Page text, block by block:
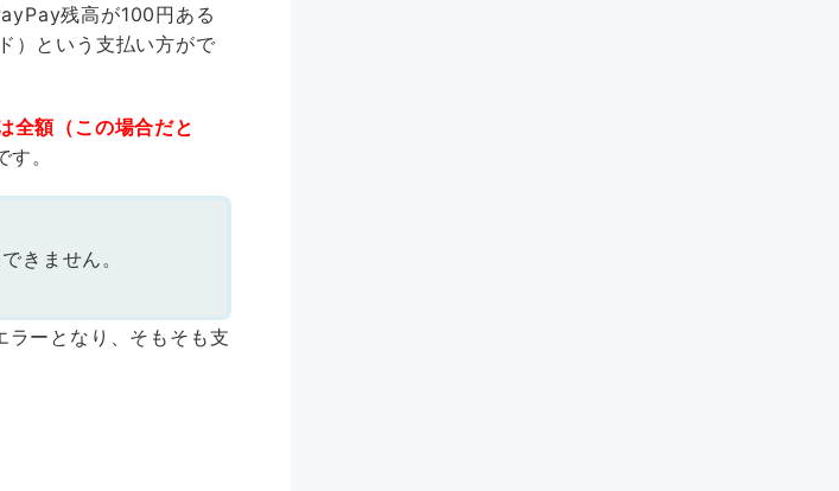
残高が100円ある
）という支払い方がで
全額（この場合だと
。
きません。
ラーとなり、そもそも支